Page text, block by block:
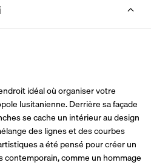
idéal où organiser votre
lusitanienne. Derrière sa façade
se cache un intérieur au design
des lignes et des courbes
a été pensé pour créer un
contemporain, comme un hommage